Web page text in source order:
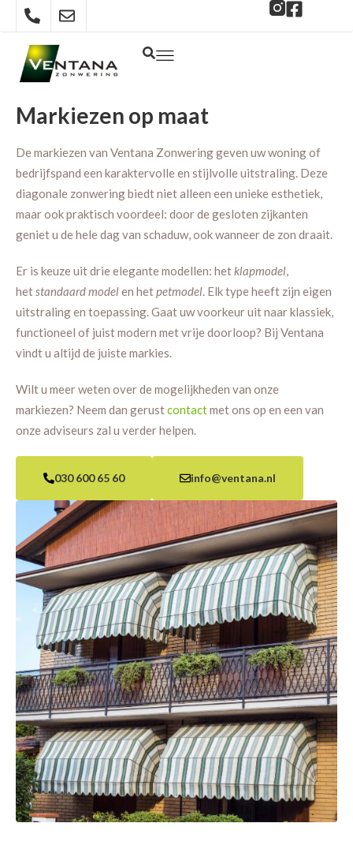
Markiezen op maat
De markiezen van Ventana Zonwering geven uw woning of
bedrijfspand een karaktervolle en stijlvolle uitstraling. Deze
diagonale zonwering biedt niet alleen een unieke esthetiek,
maar ook praktisch voordeel: door de gesloten zijkanten
geniet u de hele dag van schaduw, ook wanneer de zon draait.
Er is keuze uit drie elegante modellen: het klapmodel
het standaard modelen hetpetmodel . Elk type heeft zijn eigen
uitstraling en toepassing. Gaat uw voorkeur uit naar klassiek,
functioneel of juist modern met vrije doorloop? Bij Ventana
vindt u altijd de juiste markies.
Wilt u meer weten over de mogelijkheden van onze
markiezen? Neem dan gerustcontactmet ons op en een van
onze adviseurs zal u verder helpen.
030 600 65 60 info@ventana.nl